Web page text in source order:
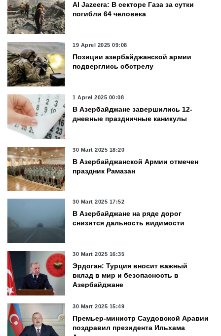
Al Jazeera: В секторе Газа за сутки
погибли 64 человека
19 Aprel 2025 09:08
Позиции азербайджанской армии
подверглись обстрелу
1 Aprel 2025 00:08
В Азербайджане завершились 12-
дневные праздничные каникулы
30 Mart 2025 18:20
В Азербайджанской Армии отмечен
праздник Рамазан
30 Mart 2025 17:52
В Азербайджане на ряде дорог
снизится дальность видимости
30 Mart 2025 16:35
Эрдоган: Турция вносит важный
вклад в мир и безопасность в
Азербайджане
30 Mart 2025 15:49
Премьер-министр Саудовской Аравии
поздравил президента Ильхама